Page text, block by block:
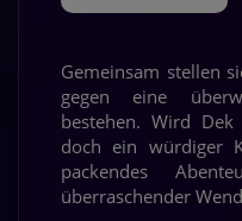
Gemeinsam stellen
gegen eine
bestehen. Wird
doch ein würdiger
packendes
überraschender